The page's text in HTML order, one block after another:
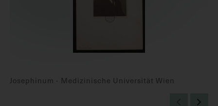
Josephinum - Medizinische Universität Wien